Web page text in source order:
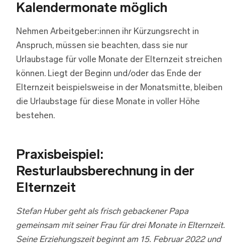
Kalendermonate möglich
Nehmen Arbeitgeber:innen ihr Kürzungsrecht in
Anspruch, müssen sie beachten, dass sie nur
Urlaubstage für volle Monate der Elternzeit streichen
können. Liegt der Beginn und/oder das Ende der
Elternzeit beispielsweise in der Monatsmitte, bleiben
die Urlaubstage für diese Monate in voller Höhe
bestehen.
Praxisbeispiel:
Resturlaubsberechnung in der
Elternzeit
Stefan Huber geht als frisch gebackener Papa
gemeinsam mit seiner Frau für drei Monate in Elternzeit.
Seine Erziehungszeit beginnt am 15. Februar 2022 und